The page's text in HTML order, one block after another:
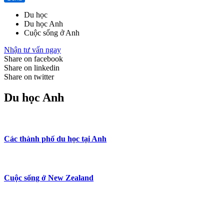
Du học
Du học Anh
Cuộc sống ở Anh
Nhận tư vấn ngay
Share on facebook
Share on linkedin
Share on twitter
Du học Anh
Các thành phố du học tại Anh
Cuộc sống ở New Zealand